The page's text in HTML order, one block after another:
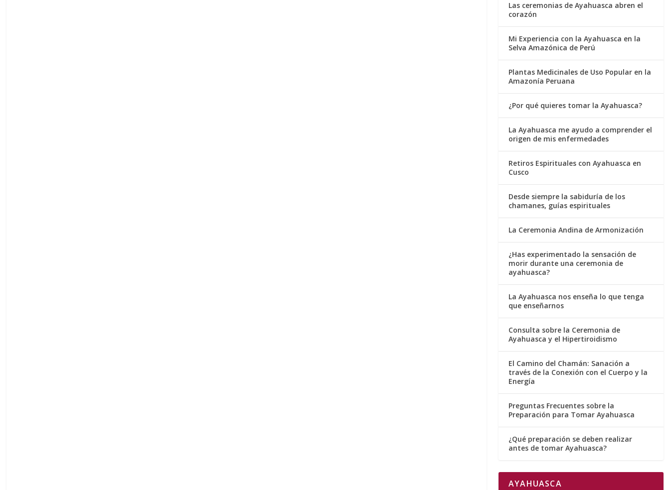
Las ceremonias de Ayahuasca abren el
corazón
Mi Experiencia con la Ayahuasca en la
Selva Amazónica de Perú
Plantas Medicinales de Uso Popular en la
Amazonía Peruana
¿Por qué quieres tomar la Ayahuasca?
La Ayahuasca me ayudo a comprender el
origen de mis enfermedades
Retiros Espirituales con Ayahuasca en
Cusco
Desde siempre la sabiduría de los
chamanes, guías espirituales
La Ceremonia Andina de Armonización
¿Has experimentado la sensación de
morir durante una ceremonia de
ayahuasca?
La Ayahuasca nos enseña lo que tenga
que enseñarnos
Consulta sobre la Ceremonia de
Ayahuasca y el Hipertiroidismo
El Camino del Chamán: Sanación a
través de la Conexión con el Cuerpo y la
Energía
Preguntas Frecuentes sobre la
Preparación para Tomar Ayahuasca
¿Qué preparación se deben realizar
antes de tomar Ayahuasca?
AYAHUASCA